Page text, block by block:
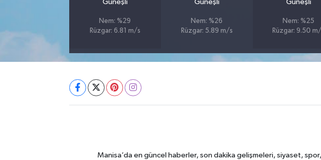
Güneşli
Nem: %29
Rüzgar: 6.81 m/s
Güneşli
Nem: %26
Rüzgar: 5.89 m/s
Güneşli
Nem: %25
Rüzgar: 9.50
Manisa’da en güncel haberler, son dakika gelişmeleri, siyaset,